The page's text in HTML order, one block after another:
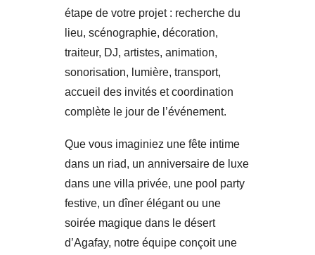
étape de votre projet : recherche du
lieu, scénographie, décoration,
traiteur, DJ, artistes, animation,
sonorisation, lumière, transport,
accueil des invités et coordination
complète le jour de l’événement.
Que vous imaginiez une fête intime
dans un riad, un anniversaire de luxe
dans une villa privée, une pool party
festive, un dîner élégant ou une
soirée magique dans le désert
d’Agafay, notre équipe conçoit une